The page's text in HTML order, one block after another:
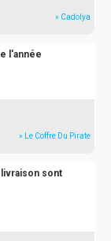
» Cadolya
l'année
» Le Coffre Du Pirate
livraison sont